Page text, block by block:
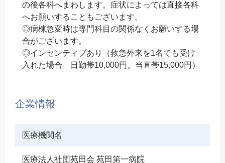
の後各科へまわします。症状によっては直接各科
へお願いすることもございます。
◎病棟急変時は専門科目の関係なくお願いする場
合がございます。
◎インセンティブあり（救急外来を1名でも受け
入れた場合 日勤帯10,000円。当直帯15,000円）
企業情報
医療機関名
医療法人社団苑田会 苑田第一病院